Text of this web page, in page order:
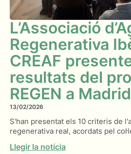
L’Associació
Regenerativa
CREAF
resultats del
REGEN a Madrid
13/02/2026
S'han presentat els 10 criteris de
regenerativa real, acordats pel
Llegir la notícia